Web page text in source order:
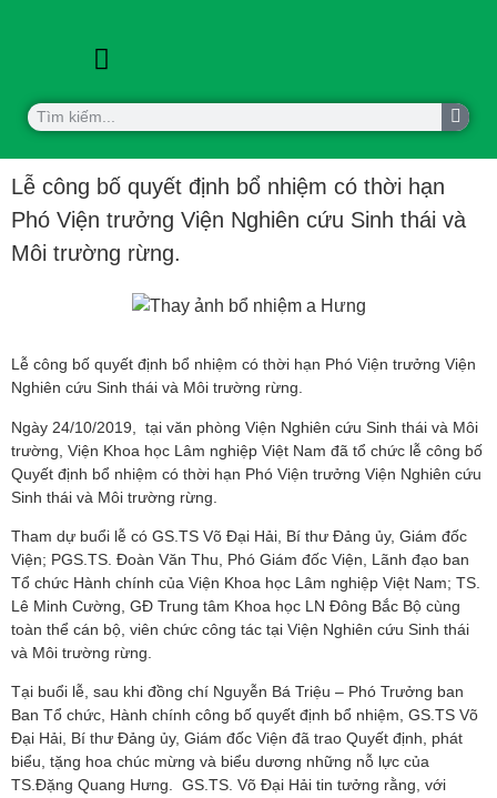
Lễ công bố quyết định bổ nhiệm có thời hạn
Phó Viện trưởng Viện Nghiên cứu Sinh thái và
Môi trường rừng.
Lễ công bố quyết định bổ nhiệm có thời hạn Phó Viện trưởng Viện
Nghiên cứu Sinh thái và Môi trường rừng.
Ngày 24/10/2019, tại văn phòng Viện Nghiên cứu Sinh thái và Môi
trường, Viện Khoa học Lâm nghiệp Việt Nam đã tổ chức lễ công bố
Quyết định bổ nhiệm có thời hạn Phó Viện trưởng Viện Nghiên cứu
Sinh thái và Môi trường rừng.
Tham dự buổi lễ có GS.TS Võ Đại Hải, Bí thư Đảng ủy, Giám đốc
Viện; PGS.TS. Đoàn Văn Thu, Phó Giám đốc Viện, Lãnh đạo ban
Tổ chức Hành chính của Viện Khoa học Lâm nghiệp Việt Nam; TS.
Lê Minh Cường, GĐ Trung tâm Khoa học LN Đông Bắc Bộ cùng
toàn thể cán bộ, viên chức công tác tại Viện Nghiên cứu Sinh thái
và Môi trường rừng.
Tại buổi lễ, sau khi đồng chí Nguyễn Bá Triệu – Phó Trưởng ban
Ban Tổ chức, Hành chính công bố quyết định bổ nhiệm, GS.TS Võ
Đại Hải, Bí thư Đảng ủy, Giám đốc Viện đã trao Quyết định, phát
biểu, tặng hoa chúc mừng và biểu dương những nỗ lực của
TS.Đặng Quang Hưng. GS.TS. Võ Đại Hải tin tưởng rằng, với